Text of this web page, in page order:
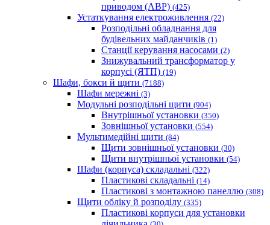
приводом (АВР) (425)
Устаткування електроживлення (22)
Розподільні обладнання для
будівельних майданчиків (1)
Станції керування насосами (2)
Знижувальний трансформатор у
корпусі (ЯТП) (19)
Шафи, бокси й щити (7188)
Шафи мережні (3)
Модульні розподільні щити (904)
Внутрішньої установки (350)
Зовнішньої установки (554)
Мультимедійні щити (84)
Щити зовнішньої установки (30)
Щити внутрішньої установки (54)
Шафи (корпуса) складальні (322)
Пластикові складальні (14)
Пластикові з монтажною панеллю (308)
Щити обліку й розподілу (335)
Пластикові корпуси для установки